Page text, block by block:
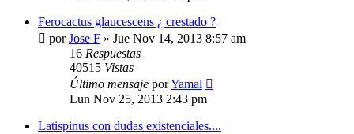
Ferocactus glaucescens ¿ crestado ?
porJose F » Jue Nov 14, 2013 8:57 am
16 Respuestas
40515 Vistas
Último mensaje porYamal
Lun Nov 25, 2013 2:43 pm
Latispinus con dudas existenciales....